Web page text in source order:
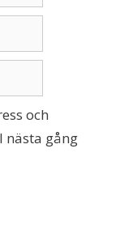
och
nästa gång